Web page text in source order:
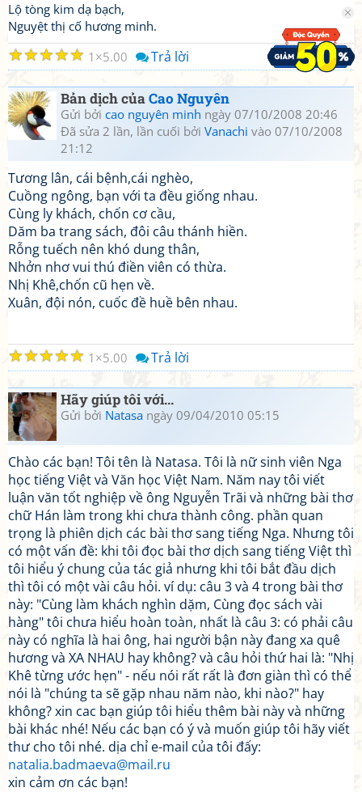
Lộ tòng kim dạ bạch,
Nguyệt thị cố hương minh.
☆
☆
☆
☆
☆ 1 5.00 Trả lời
Bản dịch củaCao Nguyên
Gửi bởi cao nguyên minh ngày 07/10/2008 20:46
Đã sửa 2 lần, lần cuối bởi Vanachi vào 07/10/2008
21:12
Tương lân, cái bệnh,cái nghèo,
Cuồng ngông, bạn với ta đều giống nhau.
Cùng ly khách, chốn cơ cầu,
Dăm ba trang sách, đôi câu thánh hiền.
Rỗng tuếch nên khó dung thân,
Nhởn nhơ vui thú điền viên có thừa.
Nhị Khê,chốn cũ hẹn về.
Xuân, đội nón, cuốc đề huề bên nhau.
☆
☆
☆
☆
☆ 1 5.00 Trả lời
Hãy giúp tôi với...
Gửi bởi Natasa ngày 09/04/2010 05:15
Chào các bạn! Tôi tên là Natasa. Tôi là nữ sinh viên Nga
học tiếng Việt và Văn học Việt Nam. Năm nay tôi viết
luận văn tốt nghiệp về ông Nguyễn Trãi và những bài thơ
chữ Hán làm trong khi chưa thành công. phần quan
trọng là phiên dịch các bài thơ sang tiếng Nga. Nhưng tôi
có một vấn đề: khi tôi đọc bài thơ dịch sang tiếng Việt thì
tôi hiểu ý chung của tác giả nhưng khi tôi bắt đầu dịch
thì tôi có một vài câu hỏi. ví dụ: câu 3 và 4 trong bài thơ
này: "Cùng làm khách nghìn dặm, Cùng đọc sách vài
hàng" tôi chưa hiểu hoàn toàn, nhất là câu 3: có phải câu
này có nghĩa là hai ông, hai người bận này đang xa quê
hương và XA NHAU hay không? và câu hỏi thứ hai là: "Nhị
Khê từng ước hẹn" - nếu nói rất rất là đơn giàn thì có thể
nói là "chúng ta sẽ gặp nhau năm nào, khi nào?" hay
không? xin cac bạn giúp tôi hiểu thêm bài này và những
bài khác nhé! Nếu các bạn có ý và muốn giúp tôi hãy viết
thư cho tôi nhé. dịa chỉ e-mail của tôi đấy:
natalia.badmaeva@mail.ru
xin cảm ơn các bạn!